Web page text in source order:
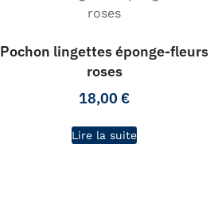
Pochon lingettes éponge-fleurs
roses
18,00 €
Lire la suite